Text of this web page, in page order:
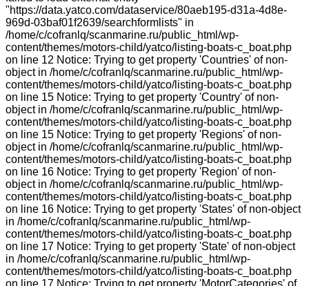
"https://data.yatco.com/dataservice/80aeb195-d31a-4d8e-
969d-03baf01f2639/searchformlists" in
/home/c/cofranlq/scanmarine.ru/public_html/wp-
content/themes/motors-child/yatco/listing-boats-c_boat.php
on line 12 Notice: Trying to get property 'Countries' of non-
object in /home/c/cofranlq/scanmarine.ru/public_html/wp-
content/themes/motors-child/yatco/listing-boats-c_boat.php
on line 15 Notice: Trying to get property 'Country' of non-
object in /home/c/cofranlq/scanmarine.ru/public_html/wp-
content/themes/motors-child/yatco/listing-boats-c_boat.php
on line 15 Notice: Trying to get property 'Regions' of non-
object in /home/c/cofranlq/scanmarine.ru/public_html/wp-
content/themes/motors-child/yatco/listing-boats-c_boat.php
on line 16 Notice: Trying to get property 'Region' of non-
object in /home/c/cofranlq/scanmarine.ru/public_html/wp-
content/themes/motors-child/yatco/listing-boats-c_boat.php
on line 16 Notice: Trying to get property 'States' of non-object
in /home/c/cofranlq/scanmarine.ru/public_html/wp-
content/themes/motors-child/yatco/listing-boats-c_boat.php
on line 17 Notice: Trying to get property 'State' of non-object
in /home/c/cofranlq/scanmarine.ru/public_html/wp-
content/themes/motors-child/yatco/listing-boats-c_boat.php